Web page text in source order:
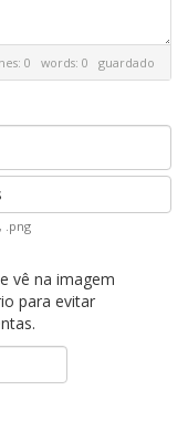
0 words: 0 guardado
.png
vê na imagem
para evitar